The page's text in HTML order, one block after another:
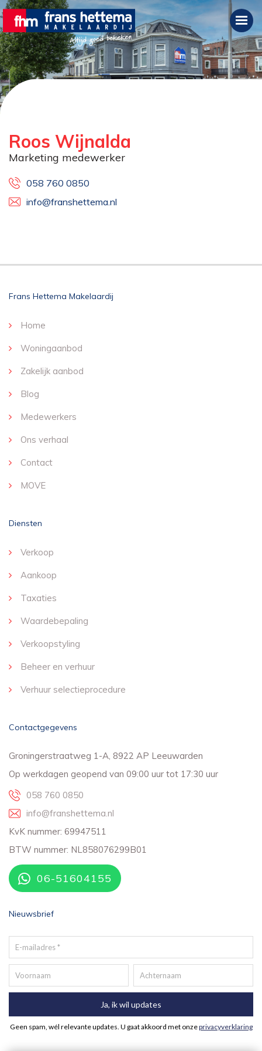
Roos Wijnalda
Marketing medewerker
058 760 0850
info@franshettema.nl
Frans Hettema Makelaardij
Home
Woningaanbod
Zakelijk aanbod
Blog
Medewerkers
Ons verhaal
Contact
MOVE
Diensten
Verkoop
Aankoop
Taxaties
Waardebepaling
Verkoopstyling
Beheer en verhuur
Verhuur selectieprocedure
Contactgegevens
Groningerstraatweg 1-A, 8922 AP Leeuwarden
Op werkdagen geopend van 09:00 uur tot 17:30 uur
058 760 0850
info@franshettema.nl
KvK nummer: 69947511
BTW nummer: NL858076299B01
06-51604155
Nieuwsbrief